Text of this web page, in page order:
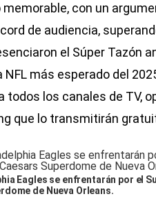
con un
de audiencia,
el Súper Tazón
más esperado del
todos los canales de TV,
que lo transmitirán
Eagles se enfrentarán por el
de Nueva Orleans.